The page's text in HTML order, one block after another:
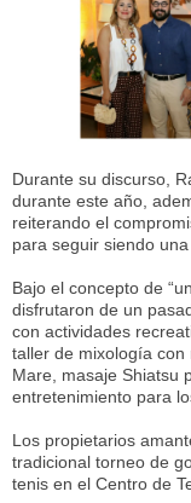
Durante su discurso,
durante este año,
reiterando el
para seguir siendo
Bajo el concepto de
disfrutaron de un
con actividades
taller de mixología
Mare, masaje Shiatsu
entretenimiento para
Los propietarios
tradicional torneo de
tenis en el Centro de